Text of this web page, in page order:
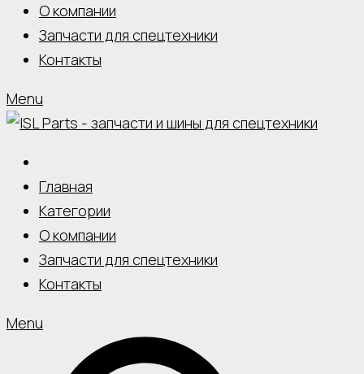
О компании
Запчасти для спецтехники
Контакты
Menu
Главная
Категории
О компании
Запчасти для спецтехники
Контакты
Menu